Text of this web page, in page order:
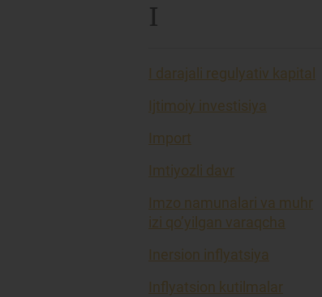
I
I darajali regulyativ kapital
Ijtimoiy investisiya
Import
Imtiyozli davr
Imzo namunalari va muhr
izi qo’yilgan varaqcha
Inersion inflyatsiya
Inflyatsion kutilmalar